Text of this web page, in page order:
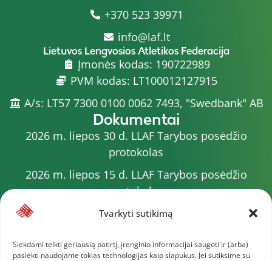
Tvarkyti sutikimą
Siekdami teikti geriausią patirtį, įrenginio informacijai saugoti ir (arba)
pasiekti naudojame tokias technologijas kaip slapukus. Jei sutiksime su
+370 523 39971
info@laf.lt
Lietuvos Lengvosios Atletikos Federacija
Įmonės kodas: 190722989
PVM kodas: LT100012127915
A/s: LT57 7300 0100 0062 7493, "Swedbank" AB
Dokumentai
2026 m. liepos 30 d. LLAF Tarybos posėdžio
protokolas
2026 m. liepos 15 d. LLAF Tarybos posėdžio
protokolas
2026 m. liepos 20 d. LLAF VK posėdžio protokolas
2026 m. varžybų kalendorius